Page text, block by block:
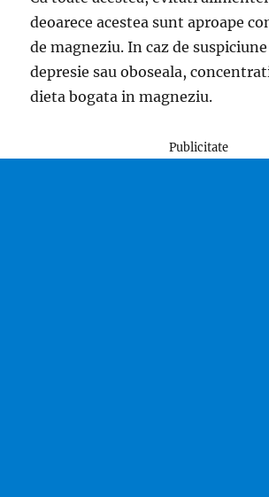
deoarece acestea sunt aproape
de magneziu. In caz de
depresie sau oboseala,
dieta bogata in magneziu.
Publicitate